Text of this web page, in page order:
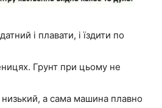
і плавати, і їздити по
Грунт при цьому не
низький, а сама машина плавно